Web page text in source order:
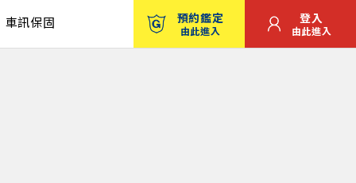
車訊保固 預約鑑定
由此進入
登入
由此進入